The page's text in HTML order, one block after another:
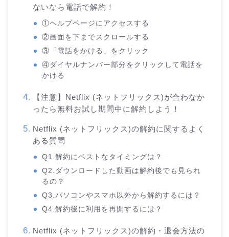
ないなら電話で解約！
①ヘルプページにアクセスする
②画面を下までスクロールする
③「電話をかける」をクリック
④ダイヤルナンバー部分をクリックして電話を
かける
【注意】Netflix (ネットフリックス)が合わなか
ったら無料お試し期間中に解約しよう！
Netflix (ネットフリックス)の解約に関するよく
ある質問
Q1.解約にベストなタイミングは？
Q2.ダウンロードした動画は解約後でも見られ
るの？
Q3.パソコンやスマホ以外から解約するには？
Q4.解約後に利用を再開するには？
Netflix (ネットフリックス)の解約・退会方法の